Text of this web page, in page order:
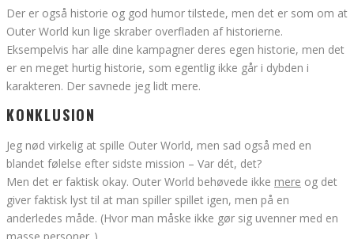
Der er også historie og god humor tilstede, men det er som om at
Outer World kun lige skraber overfladen af historierne.
Eksempelvis har alle dine kampagner deres egen historie, men det
er en meget hurtig historie, som egentlig ikke går i dybden i
karakteren. Der savnede jeg lidt mere.
KONKLUSION
Jeg nød virkelig at spille Outer World, men sad også med en
blandet følelse efter sidste mission – Var dét, det?
Men det er faktisk okay. Outer World behøvede ikke mere og det
giver faktisk lyst til at man spiller spillet igen, men på en
anderledes måde. (Hvor man måske ikke gør sig uvenner med en